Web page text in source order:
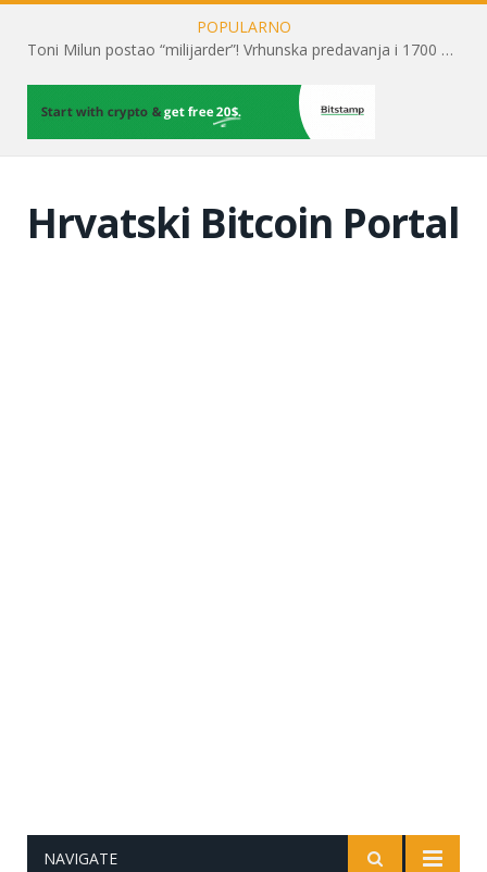
POPULARNO
Toni Milun postao “milijarder”! Vrhunska predavanja i 1700 posjetitelja obilježili su mjesec financijske pismenosti
Hrvatski Bitcoin Portal
NAVIGATE